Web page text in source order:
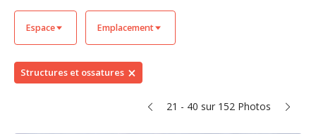
Espace Emplacement
Structures et ossatures
21 - 40 sur 152 Photos